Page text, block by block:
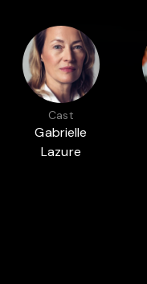
Cast
Gabrielle
Lazure